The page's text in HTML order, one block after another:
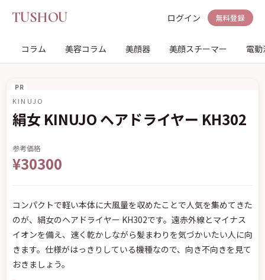
TUSHOU ログイン 無料登録
コラム 美容コラム 美顔器 美顔スチーマー 電
PR
KINUJO
絹女 KINUJO ヘアドライヤー KH302
参考価格
¥30300
コンパクトで軽い本体に大風量を収めたことで人気を集めてきた
のが、絹女のヘアドライヤー KH302です。遠赤外線とマイナス
イオンを備え、速く乾かしながら髪まわりを気づかいたい人に向
きます。仕様がはっきりしている機種なので、向き不向きを見て
おきましょう。